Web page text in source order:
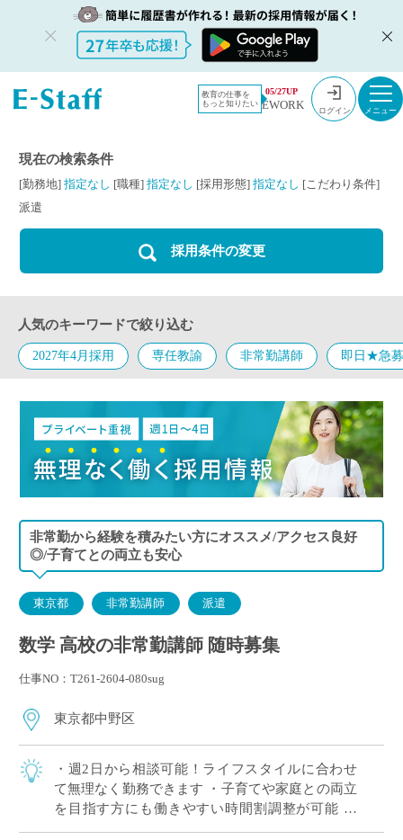
教育の仕事を
もっと知りたい
05/27UP
EWORK ログイン
教員採用情
報のイー・
TOP
派遣
現在の検索条件
[勤務地] 指定なし [職種] 指定なし [採用形態] 指定なし [こだわり条件]
派遣
採用条件の変更
人気のキーワードで絞り込む
2027年4月採用 専任教諭 非常勤講師 即日★急
非常勤から経験を積みたい方にオススメ/アクセス良好
◎/子育てとの両立も安心
東京都 非常勤講師 派遣
数学 高校の非常勤講師 随時募集
仕事NO：T261-2604-080sug
東京都中野区
・週2日から相談可能！ライフスタイルに合わせ
て無理なく勤務できます ・子育てや家庭との両立
を目指す方にも働きやすい時間割調整が可能 ・
「まずは非常勤から始めたい」という方も歓迎。